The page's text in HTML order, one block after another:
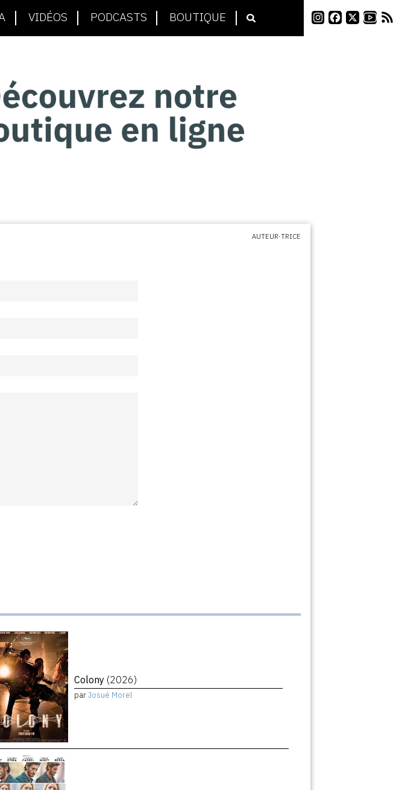
VIDÉOS PODCASTS BOUTIQUE
AUTEUR·TRICE
Colony (2026)
parJosué Morel